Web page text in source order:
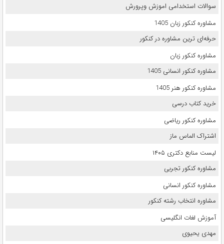
سوالات استخدامی اموزش وپرورش
مشاوره کنکور زبان 1405
حرفه‌ای ترین مشاوره در کنکور
مشاوره کنکور زبان
مشاوره کنکور انسانی 1405
مشاوره کنکور هنر 1405
خرید کتاب درسی
مشاوره کنکور ریاضی
اشتراک الماس ماز
لیست منابع دکتری ۱۴۰۵
مشاوره کنکور تجربی
مشاوره کنکور انسانی
مشاوره انتخاب رشته کنکور
آموزش لغات انگلیسی
مهدی یحیوی